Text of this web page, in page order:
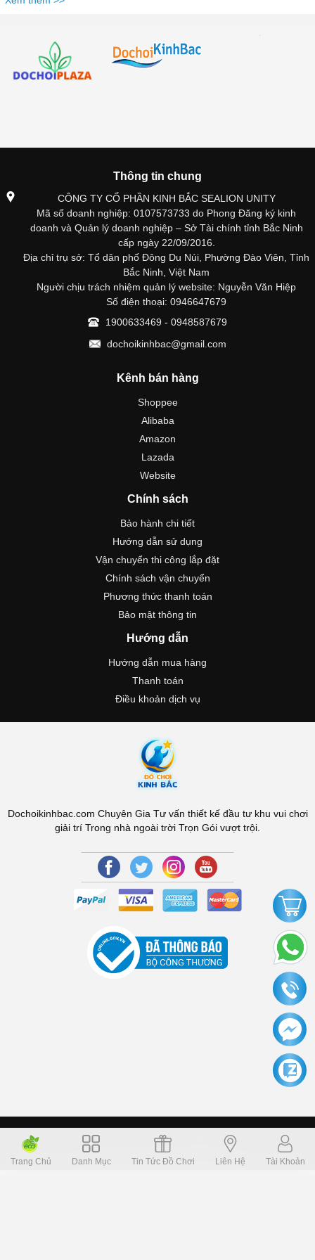
Thông tin chung
CÔNG TY CỔ PHẦN KINH BẮC SEALION UNITY
Mã số doanh nghiệp: 0107573733 do Phong Đăng ký kinh
doanh và Quản lý doanh nghiệp – Sở Tài chính tỉnh Bắc Ninh
cấp ngày 22/09/2016.
Địa chỉ trụ sở: Tổ dân phố Đông Du Núi, Phường Đào Viên, Tỉnh
Bắc Ninh, Việt Nam
Người chịu trách nhiệm quản lý website: Nguyễn Văn Hiệp
Số điện thoại: 0946647679
1900633469 - 0948587679
dochoikinhbac@gmail.com
Kênh bán hàng
Shoppee
Alibaba
Amazon
Lazada
Website
Chính sách
Bảo hành chi tiết
Hướng dẫn sử dụng
Vận chuyển thi công lắp đặt
Chính sách vận chuyển
Phương thức thanh toán
Bảo mật thông tin
Hướng dẫn
Hướng dẫn mua hàng
Thanh toán
Điều khoản dịch vụ
Dochoikinhbac.com Chuyên Gia Tư vấn thiết kế đầu tư khu vui chơi
giải trí Trong nhà ngoài trời Trọn Gói vượt trội.
Copyright © 2006 Dochoikinhbac.com Alright reversed. Designed
Dochoikinhbac.vn.cung cấp bởi sapo
Trang Chủ
Danh Mục Tin Tức Đồ Chơi Liên Hệ Tài Khoản